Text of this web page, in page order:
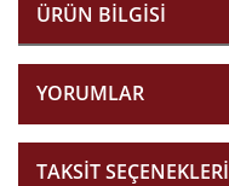
ÜRÜN BILGISI
YORUMLAR
TAKSIT SEÇENEKLERI